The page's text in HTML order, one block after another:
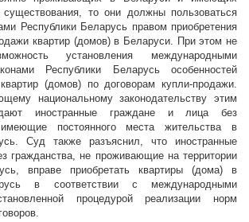
существования, то они должны пользоваться
Республики Беларусь правом приобретения
квартир (домов) в Беларуси. При этом не
установления международными
Республики Беларусь особенностей
(домов) по договорам купли-продажи.
национальному законодательству этим
иностранные граждане и лица без
постоянного места жительства в
Суд также разъяснил, что иностранные
гражданства, не проживающие на территории
вправе приобретать квартиры (дома) в
в соответствии с международными
процедурой реализации норм